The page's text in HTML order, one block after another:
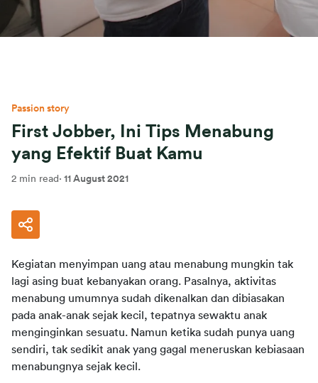
Passion story
First Jobber, Ini Tips Menabung
yang Efektif Buat Kamu
2 min read · 11 August 2021
Kegiatan menyimpan uang atau menabung mungkin tak
lagi asing buat kebanyakan orang. Pasalnya, aktivitas
menabung umumnya sudah dikenalkan dan dibiasakan
pada anak-anak sejak kecil, tepatnya sewaktu anak
menginginkan sesuatu. Namun ketika sudah punya uang
sendiri, tak sedikit anak yang gagal meneruskan kebiasaan
menabungnya sejak kecil.